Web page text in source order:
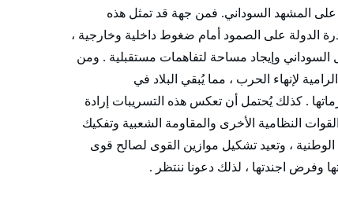
على المشهد السوداني. فمن جهة قد تمثل هذه
الدولة على الصمود أمام ضغوط داخلية وخارجية ،
وإيجاد مساحة لتفاهمات مستقبلية . ومن
لإنهاء الحرب ، مما يُبقي البلاد في
. كذلك يُحتمل أن تعكس هذه التسريبات إرادة
النظامية الأخرى والمقاومة الشعبية وتفكيك
الوطنية ، وتعيد تشكيل موازين القوى لصالح قوى
وفرض اجندتها ، لذلك دعونا ننتظر .